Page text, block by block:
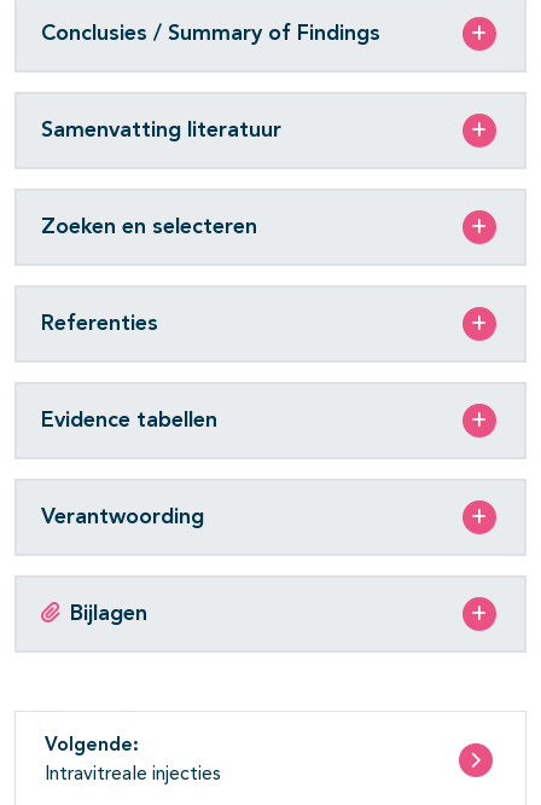
Conclusies / Summary of Findings
Samenvatting literatuur
Zoeken en selecteren
Referenties
Evidence tabellen
Verantwoording
Bijlagen
Volgende:
Intravitreale injecties